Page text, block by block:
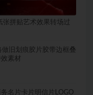
拼贴艺术效果转场过
旧划痕胶片胶带边框叠
素材
名片卡片明信片LOGO